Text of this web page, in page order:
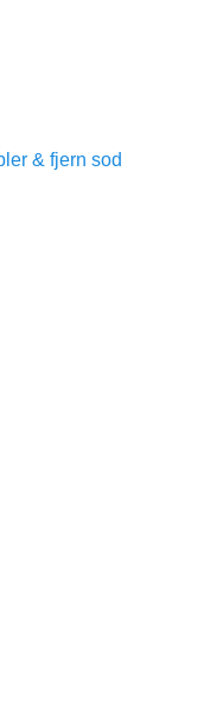
& fjern sod